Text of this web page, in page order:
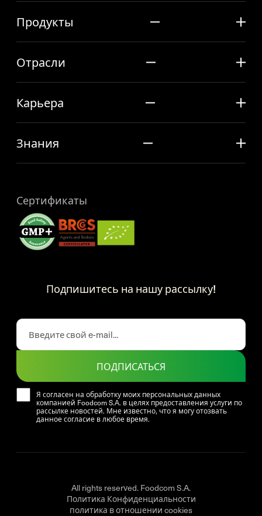
Продукты
Отрасли
Карьера
Знания
Сертификаты
Подпишитесь на нашу рассылку!
Я согласен на обработку моих персональных данных
компанией Foodcom S.A. в целях предоставления услуги по
рассылке новостей. Мне известно, что я могу отозвать
данное согласие в любое время.
ПОДПИСАТЬСЯ
All rights reserved. Foodcom S.A.
Политика Конфиденциальности
политика в отношении cookies